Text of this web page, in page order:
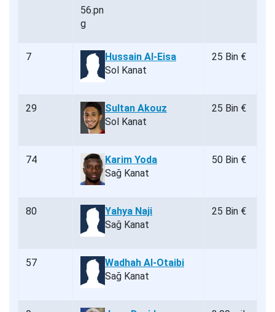
7
Hussain Al-Eisa
Sol Kanat
25 Bin €
29
Sultan Akouz
Sol Kanat
25 Bin €
74
Karim Yoda
Sağ Kanat
50 Bin €
80
Yahya Naji
Sağ Kanat
25 Bin €
57
Wadhah Al-Otaibi
Sağ Kanat